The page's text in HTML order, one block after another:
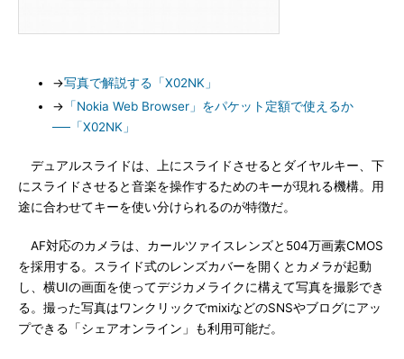
→写真で解説する「X02NK」
→ 「Nokia Web Browser」をパケット定額で使えるか
──「X02NK」
デュアルスライドは、上にスライドさせるとダイヤルキー、下
にスライドさせると音楽を操作するためのキーが現れる機構。用
途に合わせてキーを使い分けられるのが特徴だ。
AF対応のカメラは、カールツァイスレンズと504万画素CMOS
を採用する。スライド式のレンズカバーを開くとカメラが起動
し、横UIの画面を使ってデジカメライクに構えて写真を撮影でき
る。撮った写真はワンクリックでmixiなどのSNSやブログにアッ
プできる「シェアオンライン」も利用可能だ。